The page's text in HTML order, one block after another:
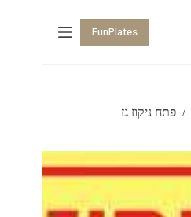
FunPlates
/ פתח ניקוז גז